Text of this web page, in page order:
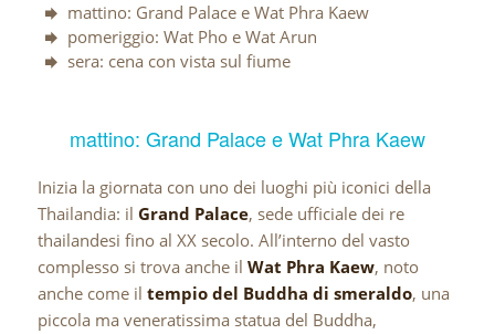
mattino: Grand Palace e Wat Phra Kaew
pomeriggio: Wat Pho e Wat Arun
sera: cena con vista sul fiume
mattino: Grand Palace e Wat Phra Kaew
Inizia la giornata con uno dei luoghi più iconici della
Thailandia: il Grand Palace, sede ufficiale dei re
thailandesi fino al XX secolo. All’interno del vasto
complesso si trova anche il Wat Phra Kaew, noto
anche come il tempio del Buddha di smeraldo, una
piccola ma veneratissima statua del Buddha,